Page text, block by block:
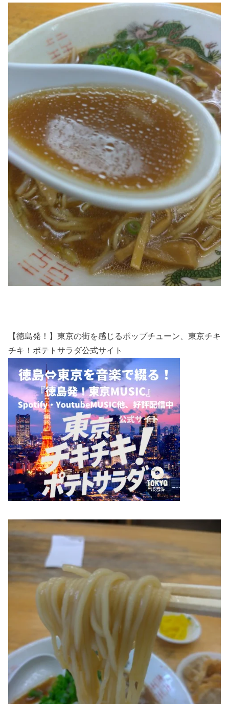
【徳島発！】東京の街を感じるポップチューン、東京チキ
チキ！ポテトサラダ公式サイト